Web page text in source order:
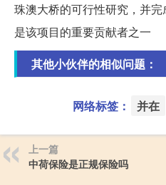
珠澳大桥的可行性研究，并完
是该项目的重要贡献者之一
其他小伙伴的相似问题：
网络标签： 并在
上一篇
中荷保险是正规保险吗